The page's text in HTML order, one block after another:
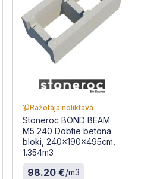
Ražotāja noliktavā
Stoneroc BOND BEAM
M5 240 Dobtie betona
bloki, 240x190x495cm,
1.354m3
98.20 €/m3